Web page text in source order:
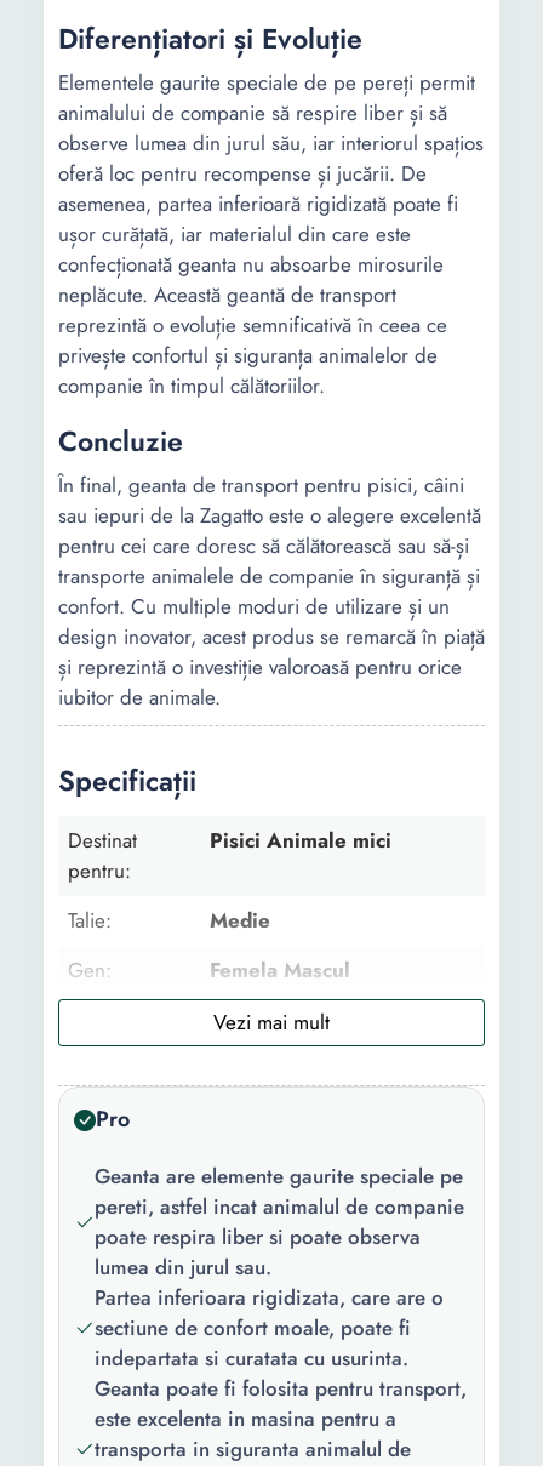
Diferențiatori și Evoluție
Elementele gaurite speciale de pe pereți permit
animalului de companie să respire liber și să
observe lumea din jurul său, iar interiorul spațios
oferă loc pentru recompense și jucării. De
asemenea, partea inferioară rigidizată poate fi
ușor curățată, iar materialul din care este
confecționată geanta nu absoarbe mirosurile
neplăcute. Această geantă de transport
reprezintă o evoluție semnificativă în ceea ce
privește confortul și siguranța animalelor de
companie în timpul călătoriilor.
Concluzie
În final, geanta de transport pentru pisici, câini
sau iepuri de la Zagatto este o alegere excelentă
pentru cei care doresc să călătorească sau să-și
transporte animalele de companie în siguranță și
confort. Cu multiple moduri de utilizare și un
design inovator, acest produs se remarcă în piață
și reprezintă o investiție valoroasă pentru orice
iubitor de animale.
Specificații
Destinat
pentru:
Pisici Animale mici
Talie:
Medie
Gen:
Femela Mascul
Carucior
Tip
Material:
Poliester
Culoare:
Gri
Greutate
maxima
suportata:
6 Kg
Lungime:
44 cm
Latime:
23 cm
Pro
Geanta are elemente gaurite speciale pe
pereti, astfel incat animalul de companie
poate respira liber si poate observa
lumea din jurul sau.
Partea inferioara rigidizata, care are o
sectiune de confort moale, poate fi
indepartata si curatata cu usurinta.
Geanta poate fi folosita pentru transport,
este excelenta in masina pentru a
transporta in siguranta animalul de